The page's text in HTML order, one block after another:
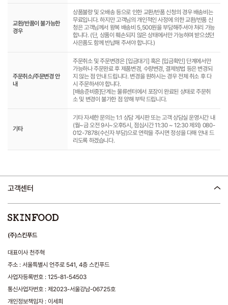
교환/반품이 불가능한
경우
상품불량 및 오배송 등으로 인한 교환/반품 신청의 경우 배송비는
무료입니다. 하지만 고객님의 개인적인 사정에 의한 교환/반품 신
청은 고객님께서 왕복 배송비 5,500원을 부담해주셔야 처리 가능
합니다. (단, 상품이 훼손되지 않은 상태에서만 가능하며 받으셨던
사은품도 함께 반납해 주셔야 합니다.)
주문취소/주문변경 안
내
주문취소 및 주문변경은 [입금대기] 혹은 [입금확인] 단계에서만
가능하나 주문완료 후 제품변경, 수량변경, 결제방법 등은 변경되
지 않는 점 안내 드립니다. 변경을 원하시는 경우 전체 취소 후 다
시 주문하셔야 합니다.
[배송준비중]단계는 물류센터에서 포장이 완료된 상태로 주문취
소 및 변경이 불가한 점 양해 부탁 드립니다.
기타
기타 자세한 문의는 1:1 상담 게시판 또는 고객 상담실 운영시간 내
(월~금 오전 9시~오후5시, 점심시간 11:30 ~ 12:30 제외) 080-
012-7878(수신자 부담)으로 연락을 주시면 정성을 다해 안내 드
리도록 하겠습니다.
고객센터
(주)스킨푸드
대표이사 천주혁
주소 : 서울특별시 언주로 541, 4층 스킨푸드
사업자등록번호 : 125-81-54503
통신사업자번호 : 제2023-서울강남-06725호
개인정보책임자 : 이세희